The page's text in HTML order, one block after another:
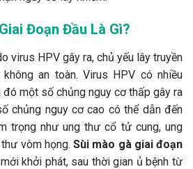
Đoạn Đầu Là Gì?
virus HPV gây ra, chủ yếu lây truyền
an toàn. Virus HPV có nhiều
đó một số chủng nguy cơ thấp gây ra
chủng nguy cơ cao có thể dẫn đến
trọng như ung thư cổ tử cung, ung
vòm họng. Sùi mào gà giai đoạn
khởi phát, sau thời gian ủ bệnh từ